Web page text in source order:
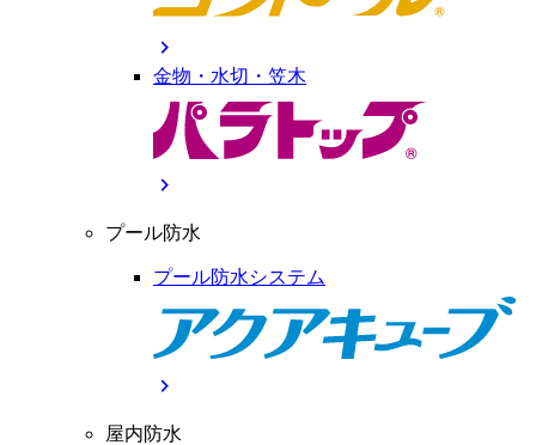
chevron_right
金物・水切・笠木
chevron_right
プール防水
プール防水システム
chevron_right
屋内防水